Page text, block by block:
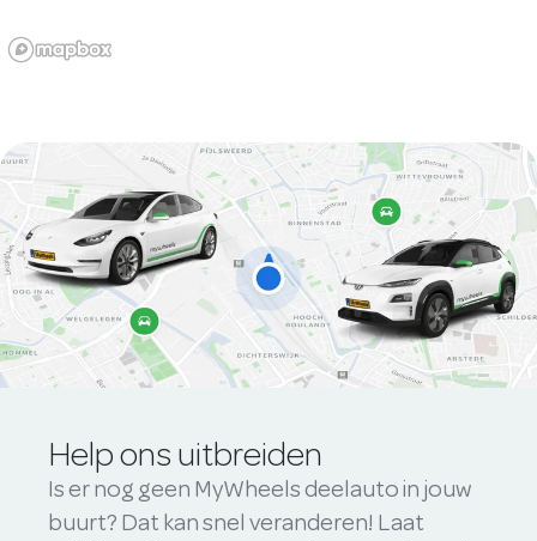
Help ons uitbreiden
Is er nog geen MyWheels deelauto in jouw
buurt? Dat kan snel veranderen! Laat